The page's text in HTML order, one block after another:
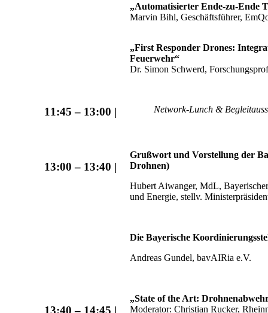
„Automatisierter Ende-zu-Ende
Marvin Bihl, Geschäftsführer,
„First Responder Drones:
Feuerwehr“
Dr. Simon Schwerd,
11:45 – 13:00 | Network-Lunch &
13:00 – 13:40 |
Grußwort und Vorstellung der
Drohnen)
Hubert Aiwanger, MdL,
und Energie, stellv.
Die Bayerische
Andreas Gundel, bavAIRia e.V.
„State of the Art:
Moderator: Christian Rucker,